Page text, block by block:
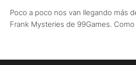
Poco a poco nos van llegando más
Frank Mysteries de 99Games.